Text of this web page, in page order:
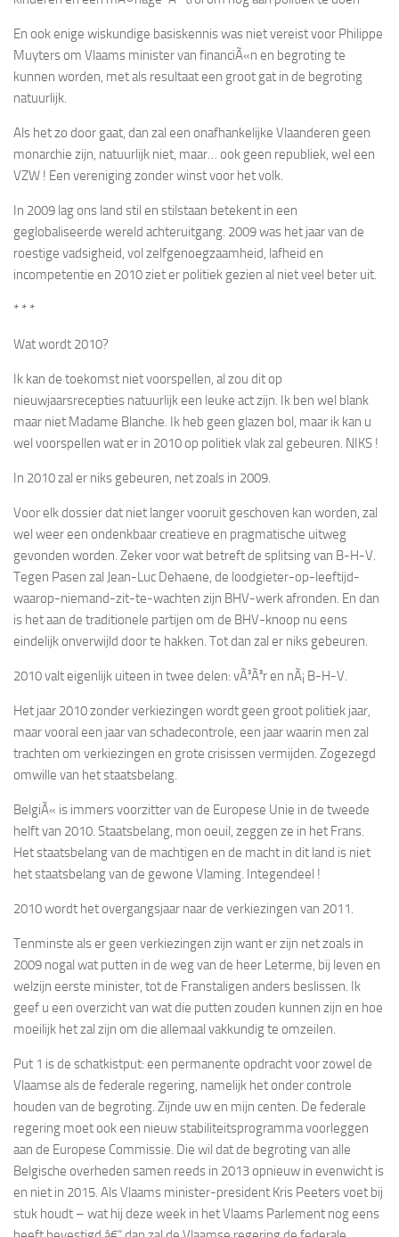
En ook enige wiskundige basiskennis was niet vereist voor Philippe
Muyters om Vlaams minister van financiÃ«n en begroting te
kunnen worden, met als resultaat een groot gat in de begroting
natuurlijk.
Als het zo door gaat, dan zal een onafhankelijke Vlaanderen geen
monarchie zijn, natuurlijk niet, maar… ook geen republiek, wel een
VZW ! Een vereniging zonder winst voor het volk.
In 2009 lag ons land stil en stilstaan betekent in een
geglobaliseerde wereld achteruitgang. 2009 was het jaar van de
roestige vadsigheid, vol zelfgenoegzaamheid, lafheid en
incompetentie en 2010 ziet er politiek gezien al niet veel beter uit.
* * *
Wat wordt 2010?
Ik kan de toekomst niet voorspellen, al zou dit op
nieuwjaarsrecepties natuurlijk een leuke act zijn. Ik ben wel blank
maar niet Madame Blanche. Ik heb geen glazen bol, maar ik kan u
wel voorspellen wat er in 2010 op politiek vlak zal gebeuren. NIKS !
In 2010 zal er niks gebeuren, net zoals in 2009.
Voor elk dossier dat niet langer vooruit geschoven kan worden, zal
wel weer een ondenkbaar creatieve en pragmatische uitweg
gevonden worden. Zeker voor wat betreft de splitsing van B-H-V.
Tegen Pasen zal Jean-Luc Dehaene, de loodgieter-op-leeftijd-
waarop-niemand-zit-te-wachten zijn BHV-werk afronden. En dan
is het aan de traditionele partijen om de BHV-knoop nu eens
eindelijk onverwijld door te hakken. Tot dan zal er niks gebeuren.
2010 valt eigenlijk uiteen in twee delen: vÃ³Ã³r en nÃ¡ B-H-V.
Het jaar 2010 zonder verkiezingen wordt geen groot politiek jaar,
maar vooral een jaar van schadecontrole, een jaar waarin men zal
trachten om verkiezingen en grote crisissen vermijden. Zogezegd
omwille van het staatsbelang.
BelgiÃ« is immers voorzitter van de Europese Unie in de tweede
helft van 2010. Staatsbelang, mon oeuil, zeggen ze in het Frans.
Het staatsbelang van de machtigen en de macht in dit land is niet
het staatsbelang van de gewone Vlaming. Integendeel !
2010 wordt het overgangsjaar naar de verkiezingen van 2011.
Tenminste als er geen verkiezingen zijn want er zijn net zoals in
2009 nogal wat putten in de weg van de heer Leterme, bij leven en
welzijn eerste minister, tot de Franstaligen anders beslissen. Ik
geef u een overzicht van wat die putten zouden kunnen zijn en hoe
moeilijk het zal zijn om die allemaal vakkundig te omzeilen.
Put 1 is de schatkistput: een permanente opdracht voor zowel de
Vlaamse als de federale regering, namelijk het onder controle
houden van de begroting. Zijnde uw en mijn centen. De federale
regering moet ook een nieuw stabiliteitsprogramma voorleggen
aan de Europese Commissie. Die wil dat de begroting van alle
Belgische overheden samen reeds in 2013 opnieuw in evenwicht is
en niet in 2015. Als Vlaams minister-president Kris Peeters voet bij
stuk houdt – wat hij deze week in het Vlaams Parlement nog eens